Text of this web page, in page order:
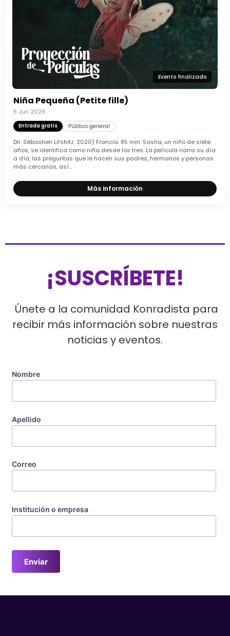
Evento finalizado
Niña Pequeña (Petite fille)
5 Jun 2026
Entrada gratis Público general
Dir. Sébastien Lifshitz. 2020) Francia. 85 min. Sasha, un niño de siete
años, se identifica como niña desde los tres. La película narra su día
a día, las preguntas que le hacen sus padres, hermanos y personas
más cercanas, así...
Más información
¡SUSCRÍBETE!
Únete a la comunidad Konradista para
recibir más información sobre nuestras
noticias y eventos.
Nombre
Apellido
Correo
Institución o empresa